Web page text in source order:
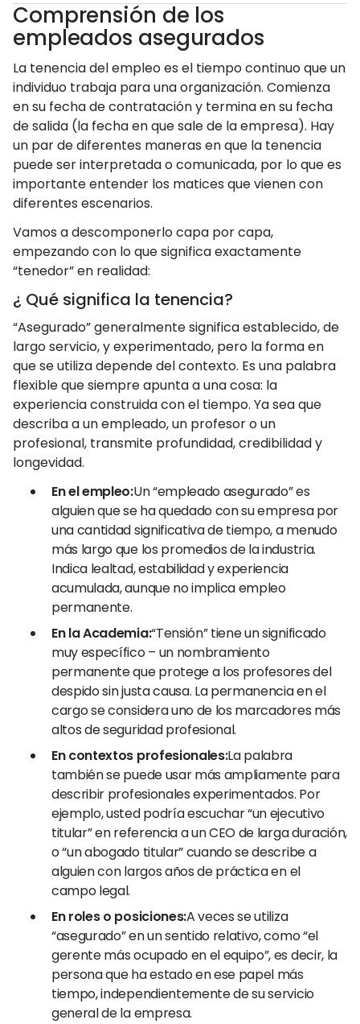
Comprensión de los
empleados asegurados
La tenencia del empleo es el tiempo continuo que un
individuo trabaja para una organización. Comienza
en su fecha de contratación y termina en su fecha
de salida (la fecha en que sale de la empresa). Hay
un par de diferentes maneras en que la tenencia
puede ser interpretada o comunicada, por lo que es
importante entender los matices que vienen con
diferentes escenarios.
Vamos a descomponerlo capa por capa,
empezando con lo que significa exactamente
“tenedor” en realidad:
¿ Qué significa la tenencia?
“Asegurado” generalmente significa establecido, de
largo servicio, y experimentado, pero la forma en
que se utiliza depende del contexto. Es una palabra
flexible que siempre apunta a una cosa: la
experiencia construida con el tiempo. Ya sea que
describa a un empleado, un profesor o un
profesional, transmite profundidad, credibilidad y
longevidad.
En el empleo:Un “empleado asegurado” es
alguien que se ha quedado con su empresa por
una cantidad significativa de tiempo, a menudo
más largo que los promedios de la industria.
Indica lealtad, estabilidad y experiencia
acumulada, aunque no implica empleo
permanente.
En la Academia:“Tensión” tiene un significado
muy específico – un nombramiento
permanente que protege a los profesores del
despido sin justa causa. La permanencia en el
cargo se considera uno de los marcadores más
altos de seguridad profesional.
En contextos profesionales:La palabra
también se puede usar más ampliamente para
describir profesionales experimentados. Por
ejemplo, usted podría escuchar “un ejecutivo
titular” en referencia a un CEO de larga duración,
o “un abogado titular” cuando se describe a
alguien con largos años de práctica en el
campo legal.
En roles o posiciones:A veces se utiliza
“asegurado” en un sentido relativo, como “el
gerente más ocupado en el equipo”, es decir, la
persona que ha estado en ese papel más
tiempo, independientemente de su servicio
general de la empresa.